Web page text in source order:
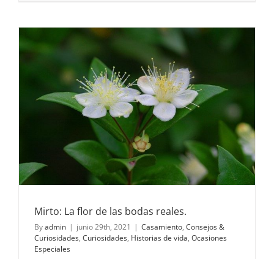
Mirto: La flor de las bodas reales.
Byadmin | junio 29th, 2021 | Casamiento, Consejos &
Curiosidades, Curiosidades, Historias de vida, Ocasiones
Especiales